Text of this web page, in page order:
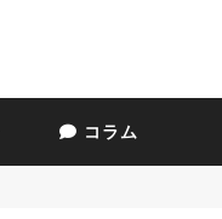
コラム